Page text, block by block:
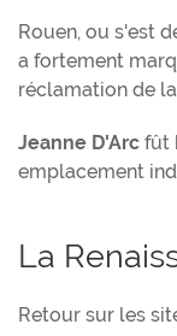
Rouen, ou s'est
a fortement
réclamation de
Jeanne D'Arc fût
emplacement
La
Retour sur les